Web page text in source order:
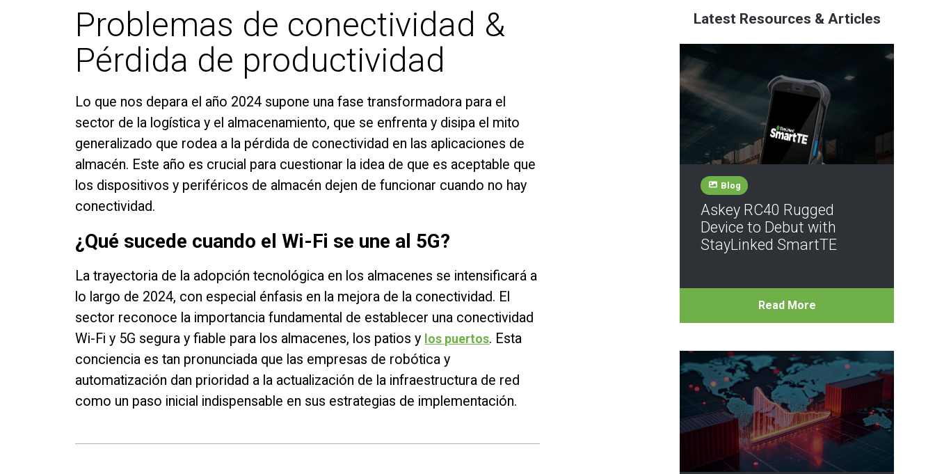
Problemas de conectividad &
Pérdida de productividad
Lo que nos depara el año 2024 supone una fase transformadora para el
sector de la logística y el almacenamiento, que se enfrenta y disipa el mito
generalizado que rodea a la pérdida de conectividad en las aplicaciones de
almacén. Este año es crucial para cuestionar la idea de que es aceptable que
los dispositivos y periféricos de almacén dejen de funcionar cuando no hay
conectividad.
¿Qué sucede cuando el Wi-Fi se une al 5G?
La trayectoria de la adopción tecnológica en los almacenes se intensificará a
lo largo de 2024, con especial énfasis en la mejora de la conectividad. El
sector reconoce la importancia fundamental de establecer una conectividad
Wi-Fi y 5G segura y fiable para los almacenes, los patios y los puertos. Esta
conciencia es tan pronunciada que las empresas de robótica y
automatización dan prioridad a la actualización de la infraestructura de red
como un paso inicial indispensable en sus estrategias de implementación.
Latest Resources & Articles
Blog
Askey RC40 Rugged
Device to Debut with
StayLinked SmartTE
Read More